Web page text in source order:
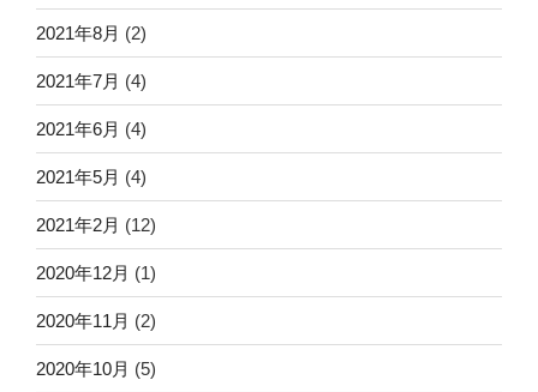
2021年8月 (2)
2021年7月 (4)
2021年6月 (4)
2021年5月 (4)
2021年2月 (12)
2020年12月 (1)
2020年11月 (2)
2020年10月 (5)